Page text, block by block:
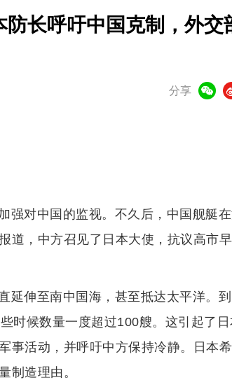
长呼吁中国克制，外交
分享
微博
强对中国的监视。不久后，中国舰艇
道，中方召见了日本大使，抗议高市
延伸至南中国海，甚至抵达太平洋。
时候数量一度超过100艘。这引起了日
事活动，并呼吁中方保持冷静。日本
制造理由。